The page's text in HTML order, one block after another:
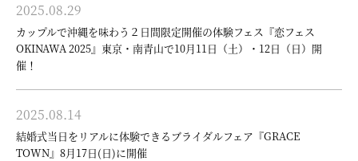
2025.08.29
カップルで沖縄を味わう２日間限定開催の体験フェス『恋フェス
OKINAWA 2025』東京・南青山で10月11日（土）・12日（日）開
催！
2025.08.14
結婚式当日をリアルに体験できるブライダルフェア『GRACE
TOWN』8月17日(日)に開催